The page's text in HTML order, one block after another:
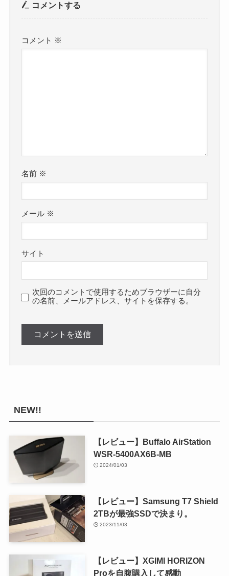
コメントする
コメント ※
名前 ※
メール ※
サイト
次回のコメントで使用するためブラウザーに自分
の名前、メールアドレス、サイトを保存する。
NEW!!
【レビュー】Buffalo AirStation
WSR-5400AX6B-MB
2024/01/03
【レビュー】Samsung T7 Shield
2TBが最強SSDで決まり。
2023/11/03
【レビュー】XGIMI HORIZON
Proを自腹購入して感動